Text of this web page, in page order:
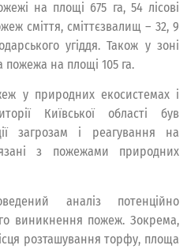
на площі 675 га, 54 лісові
сміття, сміттєзвалищ – 32, 9
угіддя. Також у зоні
пожежа на площі 105 га.
у природних екосистемах і
Київської області був
загрозам і реагування на
з пожежами природних
аналіз потенційно
виникнення пожеж. Зокрема,
розташування торфу, площа